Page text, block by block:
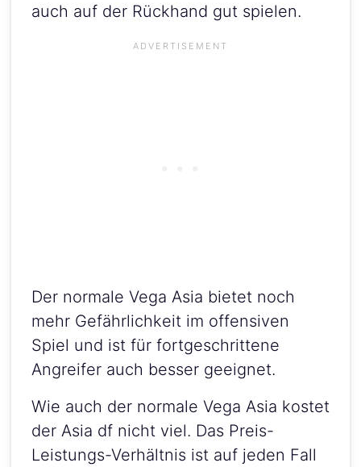
auch auf der Rückhand gut spielen.
Der normale Vega Asia bietet noch
mehr Gefährlichkeit im offensiven
Spiel und ist für fortgeschrittene
Angreifer auch besser geeignet.
Wie auch der normale Vega Asia kostet
der Asia df nicht viel. Das Preis-
Leistungs-Verhältnis ist auf jeden Fall